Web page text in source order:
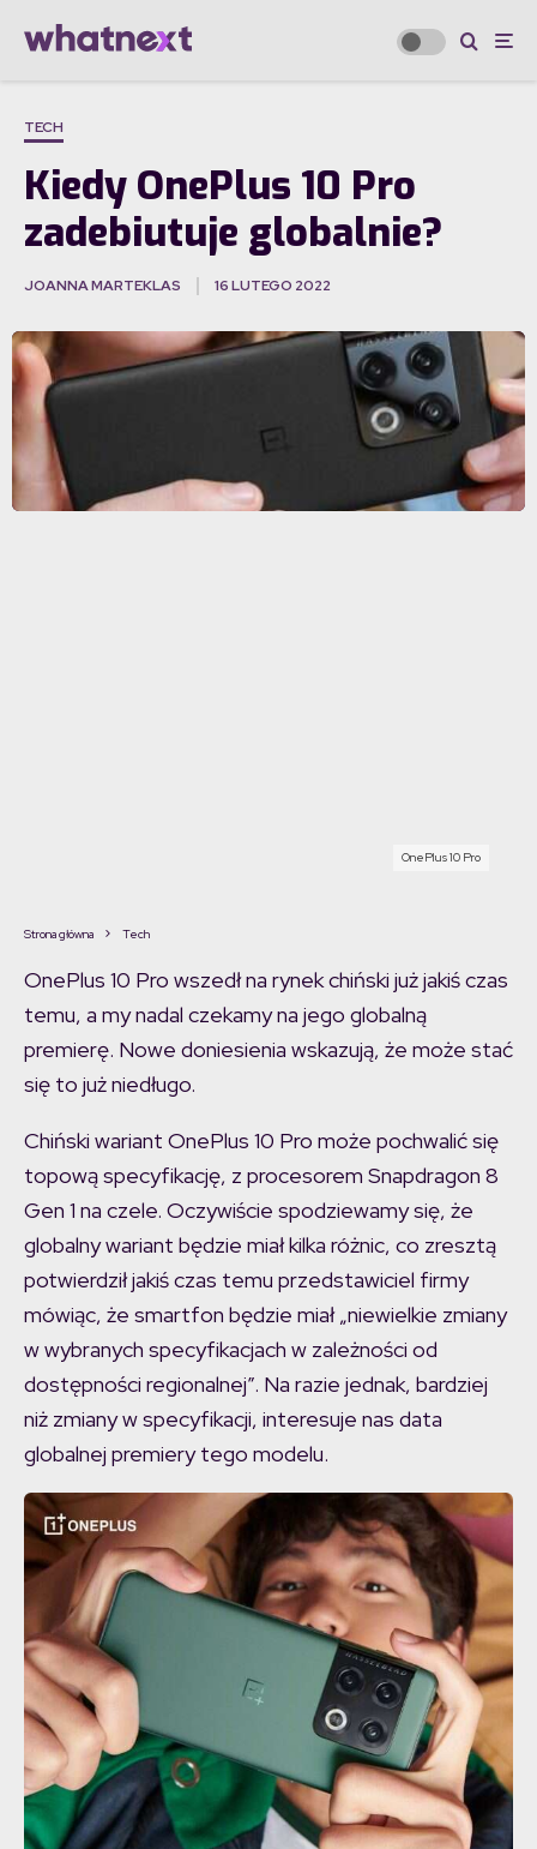
TECH
Kiedy OnePlus 10 Pro
zadebiutuje globalnie?
JOANNA MARTEKLAS 16 LUTEGO 2022
OnePlus 10 Pro
Strona główna Tech
OnePlus 10 Pro wszedł na rynek chiński już jakiś czas
temu, a my nadal czekamy na jego globalną
premierę. Nowe doniesienia wskazują, że może stać
się to już niedługo.
Chiński wariant OnePlus 10 Pro może pochwalić się
topową specyfikację, z procesorem Snapdragon 8
Gen 1 na czele. Oczywiście spodziewamy się, że
globalny wariant będzie miał kilka różnic, co zresztą
potwierdził jakiś czas temu przedstawiciel firmy
mówiąc, że smartfon będzie miał „niewielkie zmiany
w wybranych specyfikacjach w zależności od
dostępności regionalnej”. Na razie jednak, bardziej
niż zmiany w specyfikacji, interesuje nas data
globalnej premiery tego modelu.